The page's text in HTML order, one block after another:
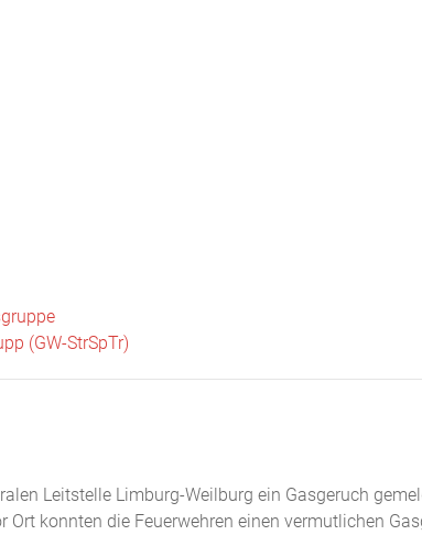
(GW-StrSpTr)
Leitstelle Limburg-Weilburg ein Gasgeruch
konnten die Feuerwehren einen vermutlichen